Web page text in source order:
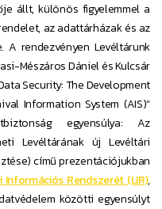
állt, különös figyelemmel a
az adattárházak és az
A rendezvényen Levéltárunk
Mészáros Dániel és Kulcsár
Security: The Development
Information System (AIS)”
egyensúlya: Az
Levéltárának új Levéltári
című prezentációjukban
Információs Rendszerét (LIR),
közötti egyensúlyt